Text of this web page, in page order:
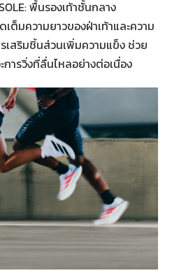
พื้นรองเท้าชั้นกลาง
ต็มความยาวของฝ่าเท้าและความ
เสริมชิ้นส่วนเพิ่มความแข็ง ช่วย
ารวิ่งที่ลื่นไหลอย่างต่อเนื่อง